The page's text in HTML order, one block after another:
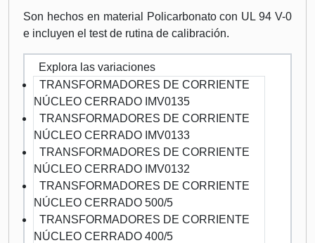
Son hechos en material Policarbonato con UL 94 V-0
e incluyen el test de rutina de calibración.
Explora las variaciones
TRANSFORMADORES DE CORRIENTE
NÚCLEO CERRADO IMV0135
TRANSFORMADORES DE CORRIENTE
NÚCLEO CERRADO IMV0133
TRANSFORMADORES DE CORRIENTE
NÚCLEO CERRADO IMV0132
TRANSFORMADORES DE CORRIENTE
NÚCLEO CERRADO 500/5
TRANSFORMADORES DE CORRIENTE
NÚCLEO CERRADO 400/5